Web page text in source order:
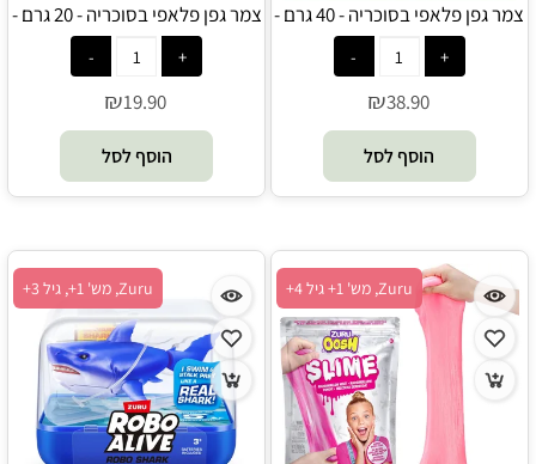
צמר גפן פלאפי בסוכריה - 40 גרם -
₪38.90
הוסף לסל
צמר גפן פלאפי בסוכריה - 20 גרם -
₪19.90
הוסף לסל
Zuru, מש' 1+ גיל 4+ Zuru, מש' 1+, גיל 3+